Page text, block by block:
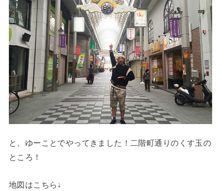
と、ゆーことでやってきました！二階町通りのくす玉の
ところ！
地図はこちら↓